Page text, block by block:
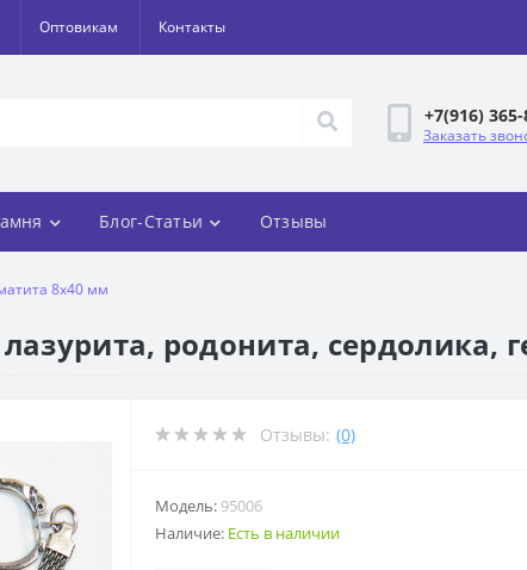
Оптовикам Контакты
+7(916)
Заказать
Блог-Статьи Отзывы
8х40 мм
родонита, сердолика,
Отзывы: (0)
Модель: 95006
Наличие: Есть в наличии